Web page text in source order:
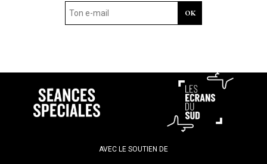
AVEC LE SOUTIEN DE